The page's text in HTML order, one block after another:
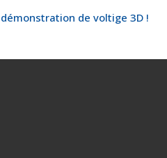
de voltige 3D !